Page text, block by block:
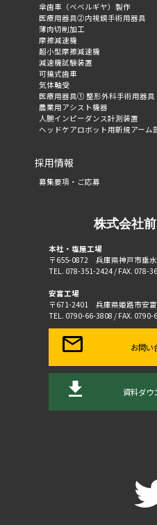
株式会社
本社・塩屋工場
〒655-0872 兵庫県神戸市垂
TEL. 078-351-2424 / FAX. 078-
安富工場
〒671-2401 兵庫県姫路市安
TEL. 0790-66-3808 / FAX. 0790-
お問い
資料ダウ
傘歯車（ベベルギヤ）製作
医療用器具②内視鏡手術用器具
薄肉切削加工
摩擦減速機
超小型摩擦減速機
減速機試験装置
可撓式歯車
気体軸受
医療用器具① 整形外科手術用器具
農業用アシスト機器
人腕インピーダンス計測装置
ヘッドケアロボット用新規アーム
採用情報
募集要項・ご応募